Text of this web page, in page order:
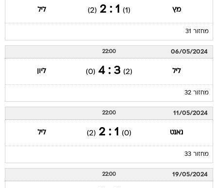
מץ (1)
1 : 2
(2) ליל
מחזור 31
06/05/2024
22:00
ליל (2)
3 : 4
(0) ליון
מחזור 32
11/05/2024
22:00
נאנט (0)
1 : 2
(2) ליל
מחזור 33
19/05/2024
22:00